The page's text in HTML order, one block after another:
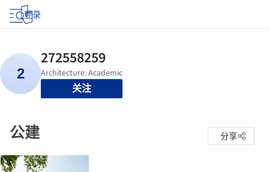
登录
关注
公建 分享